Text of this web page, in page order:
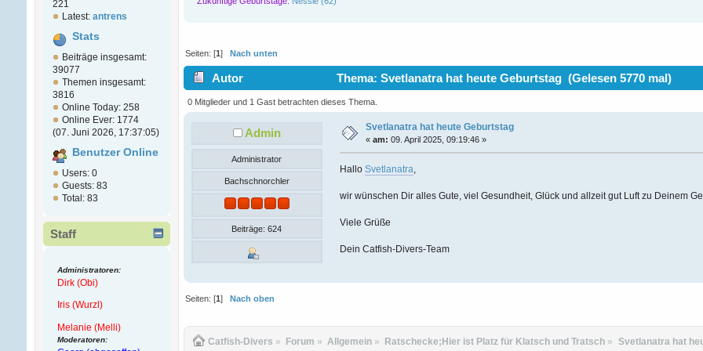
221
Latest: antrens
Stats
Beiträge insgesamt:
39077
Themen insgesamt:
3816
Online Today: 258
Online Ever: 1774
(07. Juni 2026, 17:37:05)
Benutzer Online
Users: 0
Guests: 83
Total: 83
Staff
Administratoren:
Dirk (Obi)
Iris (Wurzl)
Melanie (Melli)
Moderatoren:
Seiten: [1] Nach unten
Autor Thema: Svetlanatra hat heute Geburtstag (Gelesen 5770 mal)
0 Mitglieder und 1 Gast betrachten dieses Thema.
Admin
Administrator
Bachschnorchler
Beiträge: 624
Svetlanatra hat heute Geburtstag
« am: 09. April 2025, 09:19:46 »
HalloSvetlanatra,
wir wünschen Dir alles Gute, viel Gesundheit, Glück und allzeit gut Luft zu Deinem
Viele Grüße
Dein Catfish-Divers-Team
Seiten: [1 ]
Nach oben
Catfish-Divers » Forum » Allgemein » Ratschecke;Hier ist Platz für Klatsch und Tratsch » Svetlanatra hat